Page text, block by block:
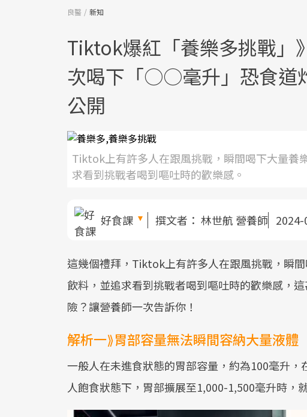
良醫 新知
Tiktok爆紅「養樂多挑戰」
次喝下「○○毫升」恐食道
公開
Tiktok上有許多人在跟風挑戰，瞬間喝下大量養
求看到挑戰者喝到嘔吐時的歡樂感。
好食課 撰文者： 林世航 營養師
這幾個禮拜，Tiktok上有許多人在跟風挑戰，瞬
飲料，並追求看到挑戰者喝到嘔吐時的歡樂感，
險？讓營養師一次告訴你！
解析一⟫胃部容量無法瞬間容納大量液體
一般人在未進食狀態的胃部容量，約為100毫升
人飽食狀態下，胃部擴展至1,000-1,500毫升時，